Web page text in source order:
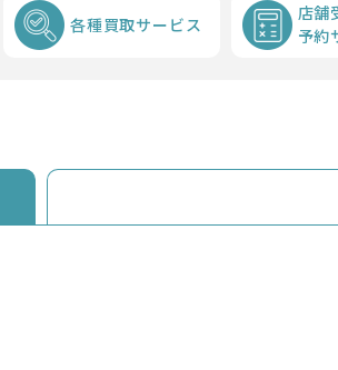
各種買取サービス
店舗
予約